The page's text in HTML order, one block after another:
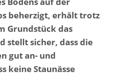
beherzigt, erhält trotz
Grundstück das
stellt sicher, dass die
gut an- und
keine Staunässe